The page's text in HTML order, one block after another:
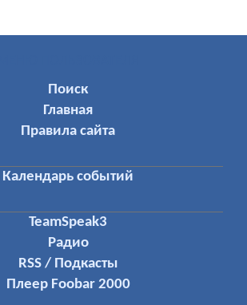
Поиск
Главная
Правила сайта
Календарь событий
TeamSpeak3
Радио
RSS / Подкасты
Плеер Foobar 2000